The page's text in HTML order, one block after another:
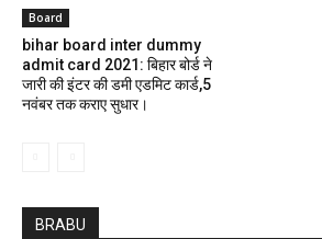
Board
bihar board inter dummy
admit card 2021: बिहार बोर्ड ने
जारी की इंटर की डमी एडमिट कार्ड,5
नवंबर तक कराए सुधार।
BRABU